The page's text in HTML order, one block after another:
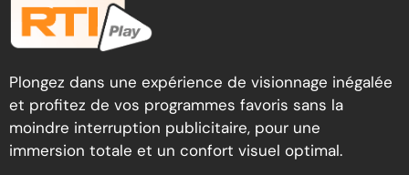
Plongez dans une expérience de visionnage inégalée
et profitez de vos programmes favoris sans la
moindre interruption publicitaire, pour une
immersion totale et un confort visuel optimal.